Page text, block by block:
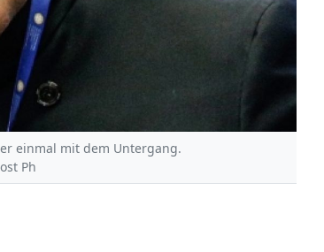
einmal mit dem Untergang.
Ph